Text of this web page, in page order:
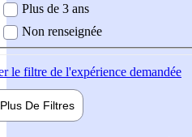
Plus de 3 ans
Non renseignée
le filtre de l'expérience demandée
Plus De Filtres